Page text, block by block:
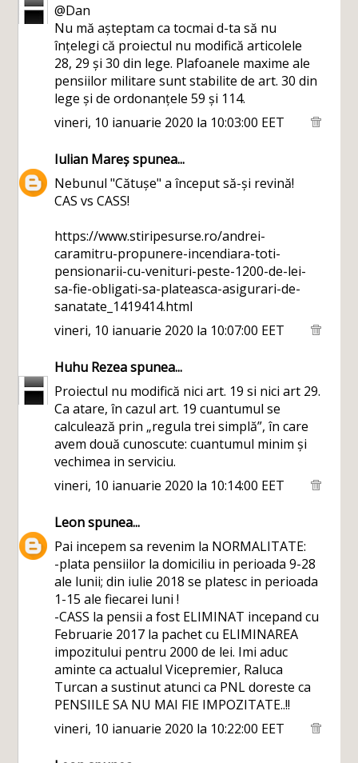
@Dan
Nu mă așteptam ca tocmai d-ta să nu
înțelegi că proiectul nu modifică articolele
28, 29 și 30 din lege. Plafoanele maxime ale
pensiilor militare sunt stabilite de art. 30 din
lege și de ordonanțele 59 și 114.
vineri, 10 ianuarie 2020 la 10:03:00 EET
Iulian Mareșspunea...
Nebunul "Cătușe" a început să-și revină!
CAS vs CASS!
https://www.stiripesurse.ro/andrei-
caramitru-propunere-incendiara-toti-
pensionarii-cu-venituri-peste-1200-de-lei-
sa-fie-obligati-sa-plateasca-asigurari-de-
sanatate_1419414.html
vineri, 10 ianuarie 2020 la 10:07:00 EET
Huhu Rezeaspunea...
Proiectul nu modifică nici art. 19 si nici art 29.
Ca atare, în cazul art. 19 cuantumul se
calculează prin „regula trei simplă”, în care
avem două cunoscute: cuantumul minim și
vechimea in serviciu.
vineri, 10 ianuarie 2020 la 10:14:00 EET
Leonspunea...
Pai incepem sa revenim la NORMALITATE:
-plata pensiilor la domiciliu in perioada 9-28
ale lunii; din iulie 2018 se platesc in perioada
1-15 ale fiecarei luni !
-CASS la pensii a fost ELIMINAT incepand cu
Februarie 2017 la pachet cu ELIMINAREA
impozitului pentru 2000 de lei. Imi aduc
aminte ca actualul Vicepremier, Raluca
Turcan a sustinut atunci ca PNL doreste ca
PENSIILE SA NU MAI FIE IMPOZITATE..!!
vineri, 10 ianuarie 2020 la 10:22:00 EET